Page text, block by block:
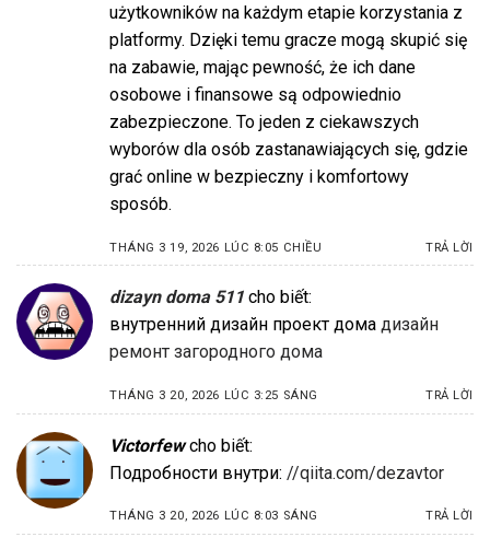
użytkowników na każdym etapie korzystania z
platformy. Dzięki temu gracze mogą skupić się
na zabawie, mając pewność, że ich dane
osobowe i finansowe są odpowiednio
zabezpieczone. To jeden z ciekawszych
wyborów dla osób zastanawiających się, gdzie
grać online w bezpieczny i komfortowy
sposób.
THÁNG 3 19, 2026 LÚC 8:05 CHIỀU TRẢ LỜI
dizayn doma 511 cho biết:
внутренний дизайн проект дома дизайн
ремонт загородного дома
THÁNG 3 20, 2026 LÚC 3:25 SÁNG TRẢ LỜI
Victorfew cho biết:
Подробности внутри: //qiita.com/dezavtor
THÁNG 3 20, 2026 LÚC 8:03 SÁNG TRẢ LỜI